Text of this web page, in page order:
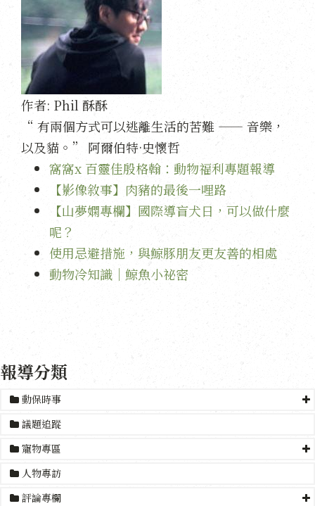
作者: Phil 酥酥
“ 有兩個方式可以逃離生活的苦難 —— 音樂，
以及貓。” 阿爾伯特·史懷哲
窩窩x 百靈佳殷格翰：動物福利專題報導
【影像敘事】肉豬的最後一哩路
【山夢嫻專欄】國際導盲犬日，可以做什麼
呢？
使用忌避措施，與鯨豚朋友更友善的相處
動物冷知識｜鯨魚小祕密
報導分類
動保時事
議題追蹤
寵物專區
人物專訪
評論專欄